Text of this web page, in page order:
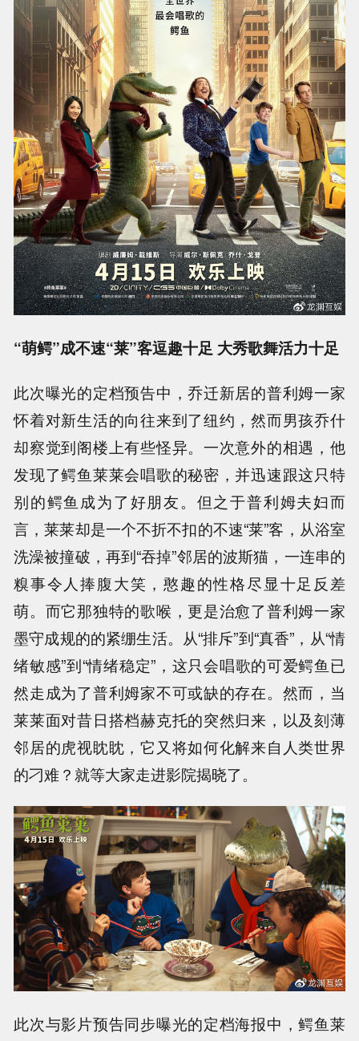
“萌鳄”成不速“莱”客逗趣十足 大秀歌舞活力十足
此次曝光的定档预告中，乔迁新居的普利姆一家
怀着对新生活的向往来到了纽约，然而男孩乔什
却察觉到阁楼上有些怪异。一次意外的相遇，他
发现了鳄鱼莱莱会唱歌的秘密，并迅速跟这只特
别的鳄鱼成为了好朋友。但之于普利姆夫妇而
言，莱莱却是一个不折不扣的不速“莱”客，从浴室
洗澡被撞破，再到“吞掉”邻居的波斯猫，一连串的
糗事令人捧腹大笑，憨趣的性格尽显十足反差
萌。而它那独特的歌喉，更是治愈了普利姆一家
墨守成规的的紧绷生活。从“排斥”到“真香”，从“情
绪敏感”到“情绪稳定”，这只会唱歌的可爱鳄鱼已
然走成为了普利姆家不可或缺的存在。然而，当
莱莱面对昔日搭档赫克托的突然归来，以及刻薄
邻居的虎视眈眈，它又将如何化解来自人类世界
的刁难？就等大家走进影院揭晓了。
此次与影片预告同步曝光的定档海报中，鳄鱼莱